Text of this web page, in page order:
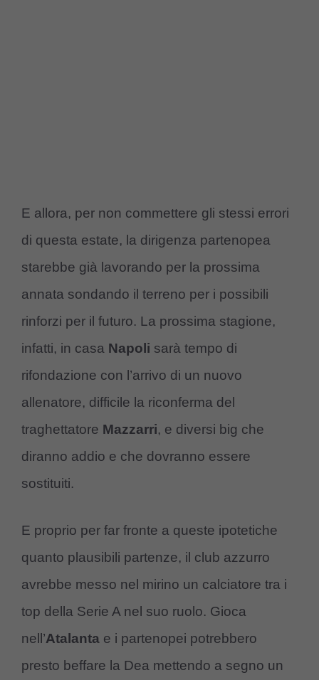
E allora, per non commettere gli stessi errori
di questa estate, la dirigenza partenopea
starebbe già lavorando per la prossima
annata sondando il terreno per i possibili
rinforzi per il futuro. La prossima stagione,
infatti, in casa Napoli sarà tempo di
rifondazione con l’arrivo di un nuovo
allenatore, difficile la riconferma del
traghettatore Mazzarri, e diversi big che
diranno addio e che dovranno essere
sostituiti.
E proprio per far fronte a queste ipotetiche
quanto plausibili partenze, il club azzurro
avrebbe messo nel mirino un calciatore tra i
top della Serie A nel suo ruolo. Gioca
nell’Atalanta e i partenopei potrebbero
presto beffare la Dea mettendo a segno un